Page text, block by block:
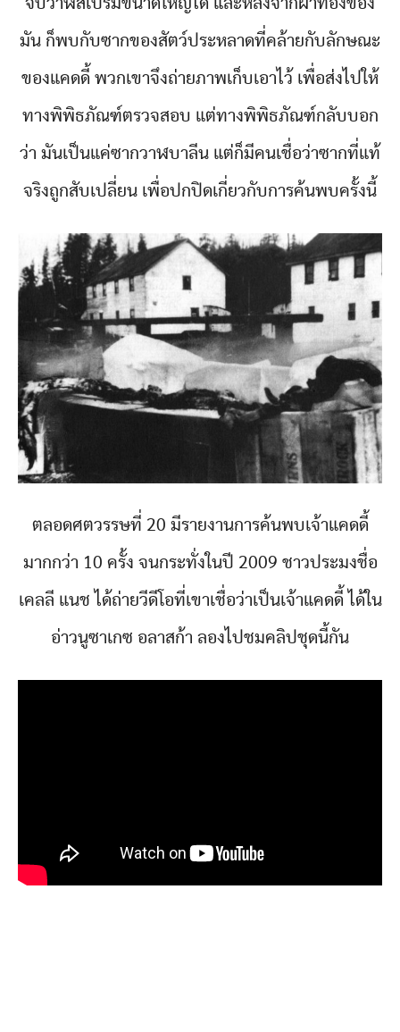
จับวาฬสเปิร์มขนาดใหญ่ได้ และหลังจากผ่าท้องของ
มัน ก็พบกับซากของสัตว์ประหลาดที่คล้ายกับลักษณะ
ของแคดดี้ พวกเขาจึงถ่ายภาพเก็บเอาไว้ เพื่อส่งไปให้
ทางพิพิธภัณฑ์ตรวจสอบ แต่ทางพิพิธภัณฑ์กลับบอก
ว่า มันเป็นแค่ซากวาฬบาลีน แต่ก็มีคนเชื่อว่าซากที่แท้
จริงถูกสับเปลี่ยน เพื่อปกปิดเกี่ยวกับการค้นพบครั้งนี้
ตลอดศตวรรษที่ 20 มีรายงานการค้นพบเจ้าแคดดี้
มากกว่า 10 ครั้ง จนกระทั่งในปี 2009 ชาวประมงชื่อ
เคลลี แนช ได้ถ่ายวีดีโอที่เขาเชื่อว่าเป็นเจ้าแคดดี้ ได้ใน
อ่าวนูซาเกซ อลาสก้า ลองไปชมคลิปชุดนี้กัน